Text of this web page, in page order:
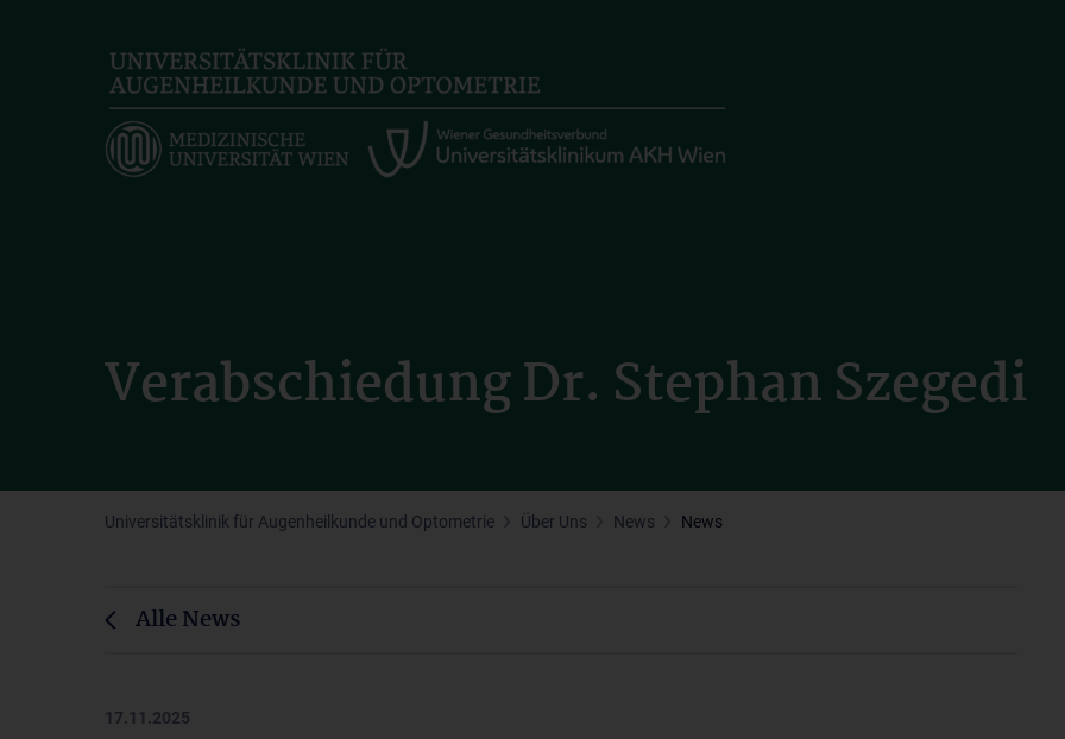
Verabschiedung Dr. Stephan Szegedi
Universitätsklinik für Augenheilkunde und Optometrie Über Uns News News
Alle News
17.11.2025